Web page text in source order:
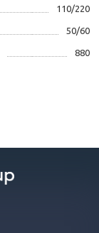
110/220
50/60
880